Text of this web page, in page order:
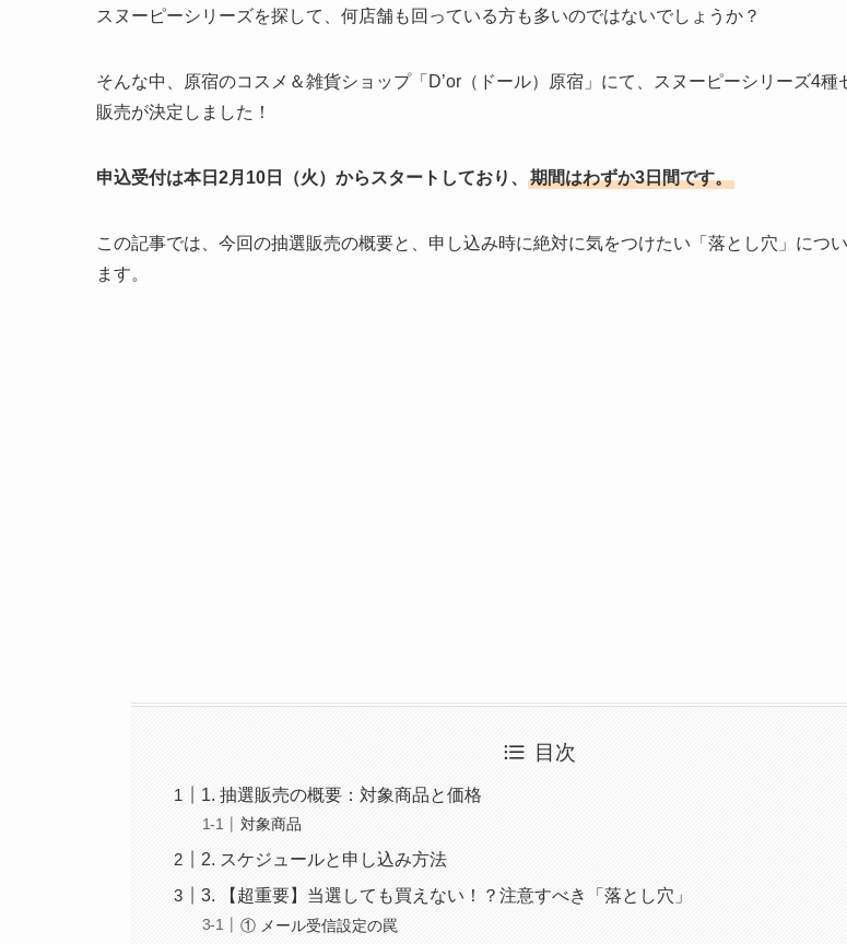
スヌーピーシリーズを探して、何店舗も回っている方も多いのではないでしょうか？
そんな中、原宿のコスメ＆雑貨ショップ「D’or（ドール）原宿」にて、スヌーピーシリーズ4種
販売が決定しました！
申込受付は本日2月10日（火）からスタートしており、 期間はわずか3日間です。
この記事では、今回の抽選販売の概要と、申し込み時に絶対に気をつけたい「落とし穴」につ
ます。
目次
1. 抽選販売の概要：対象商品と価格
対象商品
2. スケジュールと申し込み方法
3. 【超重要】当選しても買えない！？注意すべき「落とし穴」
① メール受信設定の罠